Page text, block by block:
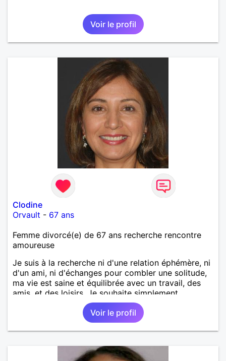
Voir le profil
Clodine
Orvault - 67 ans
Femme divorcé(e) de 67 ans recherche rencontre
amoureuse
Je suis à la recherche ni d'une relation éphémère, ni
d'un ami, ni d'échanges pour combler une solitude,
ma vie est saine et équilibrée avec un travail, des
amis, et des loisirs. Je souhaite simplement
rencontrer un homme de la région de Orvault qui
recherche une relation sérieuse !
Voir le profil